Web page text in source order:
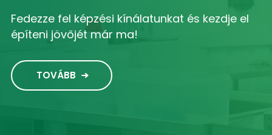
Fedezze fel képzési kínálatunkat és kezdje el
építeni jövőjét már ma!
TOVÁBB